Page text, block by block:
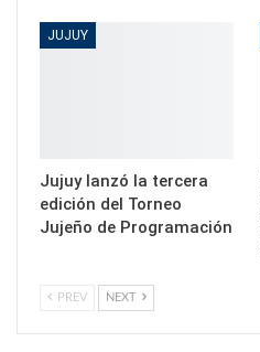
JUJUY
Jujuy lanzó la tercera
edición del Torneo
Jujeño de Programación
PREV NEXT